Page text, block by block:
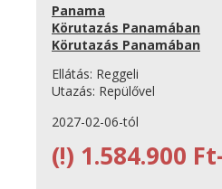
Panama
Körutazás Panamában
Körutazás Panamában
Ellátás: Reggeli
Utazás: Repülővel
2027-02-06-tól
(!) 1.584.900